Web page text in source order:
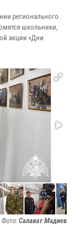
регионального
школьники,
акции «Дни
Фото:Салават Мадиев